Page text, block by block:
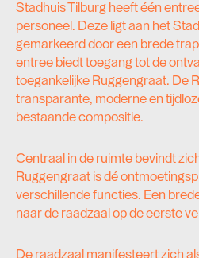
Stadhuis Tilburg heeft één
personeel. Deze ligt aan het
gemarkeerd door een brede
entree biedt toegang tot de
toegankelijke Ruggengraat. De
transparante, moderne en
bestaande compositie.
Centraal in de ruimte bevindt
Ruggengraat is dé
verschillende functies. Een
naar de raadzaal op de eerste
De raadzaal manifesteert zich